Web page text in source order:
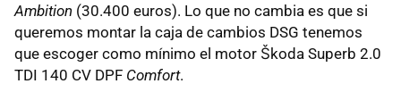
Ambition (30.400 euros). Lo que no cambia es que si
queremos montar la caja de cambios DSG tenemos
que escoger como mínimo el motor Škoda Superb 2.0
TDI 140 CV DPF Comfort.